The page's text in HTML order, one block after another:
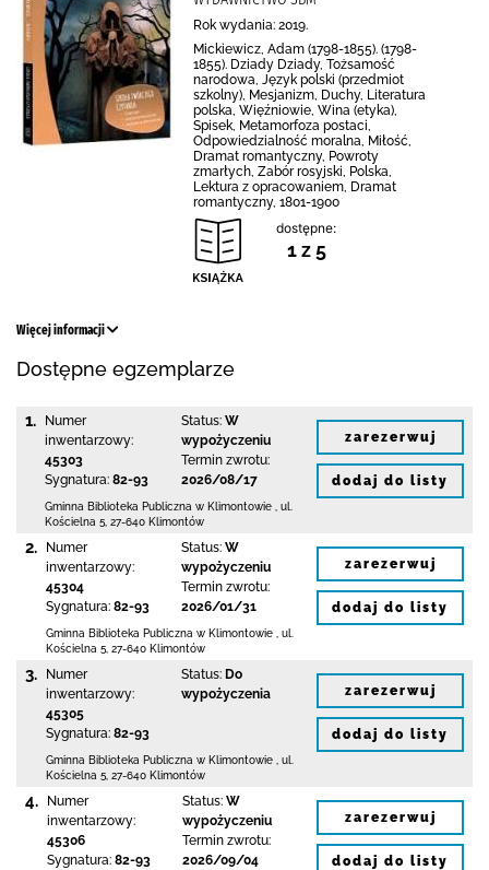
Rok wydania: 2019.
Mickiewicz, Adam (1798-1855). (1798-
1855). Dziady Dziady, Tożsamość
narodowa, Język polski (przedmiot
szkolny), Mesjanizm, Duchy, Literatura
polska, Więźniowie, Wina (etyka),
Spisek, Metamorfoza postaci,
Odpowiedzialność moralna, Miłość,
Dramat romantyczny, Powroty
zmarłych, Zabór rosyjski, Polska,
Lektura z opracowaniem, Dramat
romantyczny, 1801-1900
dostępne:
1 z 5
Więcej informacji
Dostępne egzemplarze
1.
Numer
inwentarzowy:
45303
Sygnatura: 82-93
Status: W
wypożyczeniu
Termin zwrotu:
2026/08/17
Gminna Biblioteka Publiczna w Klimontowie
ul.
Kościelna 5 27-640 Klimontów
zarezerwuj
dodaj do listy
2.
Numer
inwentarzowy:
45304
Sygnatura: 82-93
Status: W
wypożyczeniu
Termin zwrotu:
2026/01/31
Gminna Biblioteka Publiczna w Klimontowie
ul.
Kościelna 5 27-640 Klimontów
zarezerwuj
dodaj do listy
3.
Numer
inwentarzowy:
45305
Sygnatura: 82-93
Status: Do
wypożyczenia
Gminna Biblioteka Publiczna w Klimontowie
ul.
Kościelna 5 27-640 Klimontów
zarezerwuj
dodaj do listy
4.
Numer
inwentarzowy:
45306
Sygnatura: 82-93
Status: W
wypożyczeniu
Termin zwrotu:
2026/09/04
zarezerwuj
dodaj do listy